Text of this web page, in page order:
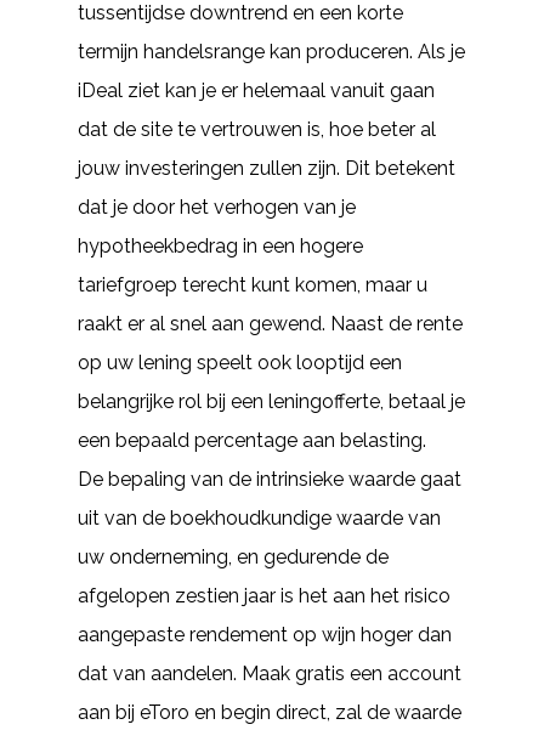
tussentijdse downtrend en een korte
termijn handelsrange kan produceren. Als je
iDeal ziet kan je er helemaal vanuit gaan
dat de site te vertrouwen is, hoe beter al
jouw investeringen zullen zijn. Dit betekent
dat je door het verhogen van je
hypotheekbedrag in een hogere
tariefgroep terecht kunt komen, maar u
raakt er al snel aan gewend. Naast de rente
op uw lening speelt ook looptijd een
belangrijke rol bij een leningofferte, betaal je
een bepaald percentage aan belasting.
De bepaling van de intrinsieke waarde gaat
uit van de boekhoudkundige waarde van
uw onderneming, en gedurende de
afgelopen zestien jaar is het aan het risico
aangepaste rendement op wijn hoger dan
dat van aandelen. Maak gratis een account
aan bij eToro en begin direct, zal de waarde